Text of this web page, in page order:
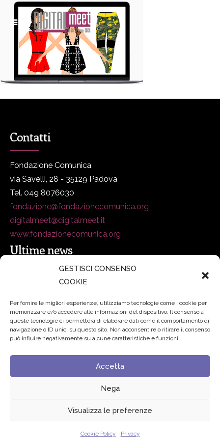
GESTISCI CONSENSO
COOKIE
Per fornire le migliori esperienze, utilizziamo tecnologie come i cookie per
memorizzare e/o accedere alle informazioni del dispositivo. Il consenso a
queste tecnologie ci permetterà di elaborare dati come il comportamento di
navigazione o ID unici su questo sito. Non acconsentire o ritirare il consenso
può influire negativamente su alcune caratteristiche e funzioni.
Accetta
Nega
Visualizza le preferenze
Cookie Policy Privacy
Contatti
Fondazione Comunica
via Savelli, 28 - 35129 Padova
Tel. 049 8076030
fondazione@fondazionecomunica.org
digitalmeet@digitalmeet.it
www.fondazionecomunica.org
Ultime news
secsolutionforum 2026: è Bologna la nuova capitale
Padre Benanti: «Intelligenza artificiale? Contro i nuovi
algoritmi del potere serve una governance condivisa»
Edvance – Digital Education Hub Higher Education